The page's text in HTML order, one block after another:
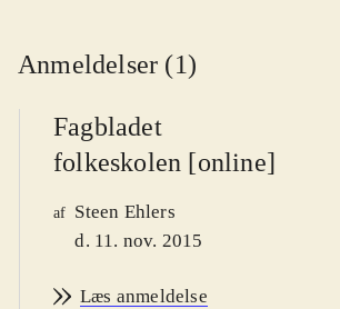
Anmeldelser (1)
Fagbladet
folkeskolen [online]
af Steen Ehlers
d. 11. nov. 2015
Læs anmeldelse